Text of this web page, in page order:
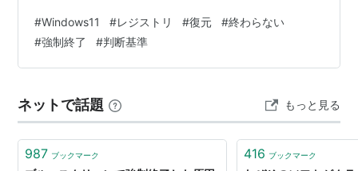
終わらない原因や判断基準、強制終了の可否、データへ
の影響、そして安全な対処方法までまとめて解説しま
す。 Windows11のシステムの復元が終わらない時はどう
ら対処が必要 ディスクランプの点滅を確認して処理進行
かを判断する システムの…
#Windows11 #レジストリ #復元 #終わらない
#強制終了 #判断基準
ネットで話題 もっと見る
987 ブックマーク 416 ブックマーク